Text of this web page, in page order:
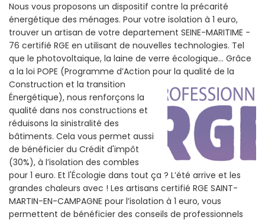
Nous vous proposons un dispositif contre la précarité
énergétique des ménages. Pour votre isolation à 1 euro,
trouver un artisan de votre departement SEINE-MARITIME -
76 certifié RGE en utilisant de nouvelles technologies. Tel
que le photovoltaïque, la laine de verre écologique... Grâce
a la loi POPE (Programme d’Action pour la qualité de la
Construction et la transition
Énergétique), nous renforçons la
qualité dans nos constructions et
réduisons la sinistralité des
bâtiments. Cela vous permet aussi
de bénéficier du Crédit d'impôt
(30%), à l’isolation des combles
pour 1 euro. Et l'Écologie dans tout ça ? L’été arrive et les
grandes chaleurs avec ! Les artisans certifié RGE SAINT-
MARTIN-EN-CAMPAGNE pour l’isolation à 1 euro, vous
permettent de bénéficier des conseils de professionnels